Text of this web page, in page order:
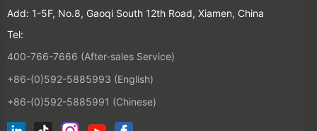
Add: 1-5F, No.8, Gaoqi South 12th Road, Xiamen, China
Tel:
400-766-7666 (After-sales Service)
+86-(0)592-5885993 (English)
+86-(0)592-5885991 (Chinese)